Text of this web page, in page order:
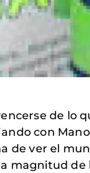
de
con
ver el
de